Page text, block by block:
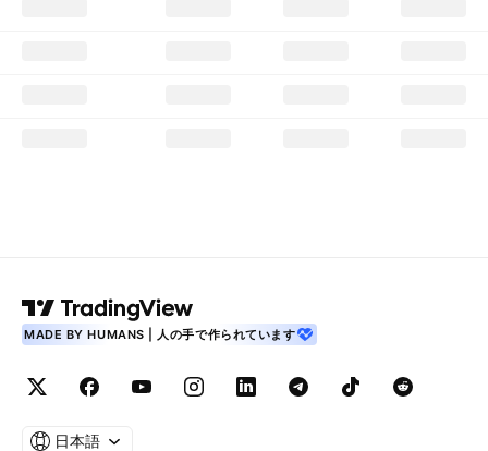
MADE BY HUMANS | 人の手で作られています
日本語